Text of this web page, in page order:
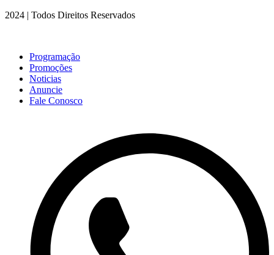
2024 | Todos Direitos Reservados
Programação
Promoções
Noticias
Anuncie
Fale Conosco